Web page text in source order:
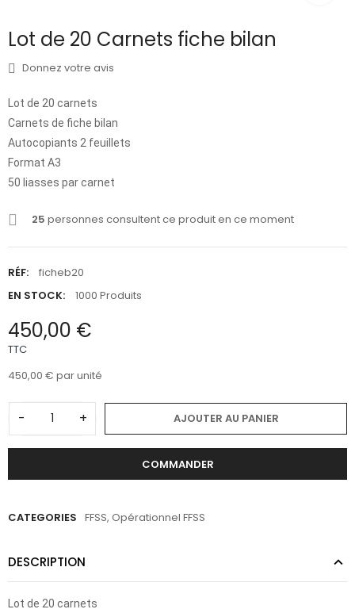
Lot de 20 Carnets fiche bilan
Donnez votre avis
Lot de 20 carnets
Carnets de fiche bilan
Autocopiants 2 feuillets
Format A3
50 liasses par carnet
25 personnes consultent ce produit en ce moment
RÉF:
ficheb20
EN STOCK:
1000 Produits
450,00 €
TTC
450,00 € par unité
- + AJOUTER AU PANIER
COMMANDER
CATEGORIES FFSS, Opérationnel FFSS
DESCRIPTION
Lot de 20 carnets